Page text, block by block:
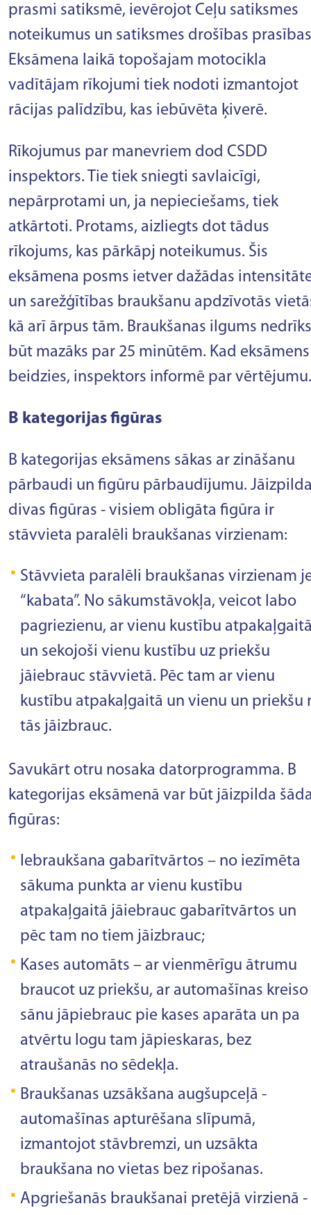
prasmi satiksmē, ievērojot Ceļu satiksmes
noteikumus un satiksmes drošības
Eksāmena laikā topošajam motocikla
vadītājam rīkojumi tiek nodoti izmantojot
rācijas palīdzību, kas iebūvēta ķiverē.
Rīkojumus par manevriem dod CSDD
inspektors. Tie tiek sniegti savlaicīgi,
nepārprotami un, ja nepieciešams, tiek
atkārtoti. Protams, aizliegts dot tādus
rīkojums, kas pārkāpj noteikumus. Šis
eksāmena posms ietver dažādas
un sarežģītības braukšanu apdzīvotās
kā arī ārpus tām. Braukšanas ilgums
būt mazāks par 25 minūtēm. Kad eksāmens
beidzies, inspektors informē par vērtējumu.
B kategorijas figūras
B kategorijas eksāmens sākas ar zināšanu
pārbaudi un figūru pārbaudījumu.
divas figūras - visiem obligāta figūra ir
stāvvieta paralēli braukšanas virzienam:
Stāvvieta paralēli braukšanas virzienam
“kabata”. No sākumstāvokļa, veicot labo
pagriezienu, ar vienu kustību
un sekojoši vienu kustību uz priekšu
jāiebrauc stāvvietā. Pēc tam ar vienu
kustību atpakaļgaitā un vienu un priekšu
tās jāizbrauc.
Savukārt otru nosaka datorprogramma. B
kategorijas eksāmenā var būt jāizpilda
figūras:
Iebraukšana gabarītvārtos – no iezīmēta
sākuma punkta ar vienu kustību
atpakaļgaitā jāiebrauc gabarītvārtos un
pēc tam no tiem jāizbrauc;
Kases automāts – ar vienmērīgu ātrumu
braucot uz priekšu, ar automašīnas kreiso
sānu jāpiebrauc pie kases aparāta un pa
atvērtu logu tam jāpieskaras, bez
atraušanās no sēdekļa.
Braukšanas uzsākšana augšupceļā -
automašīnas apturēšana slīpumā,
izmantojot stāvbremzi, un uzsākta
braukšana no vietas bez ripošanas.
Apgriešanās braukšanai pretējā virzienā -